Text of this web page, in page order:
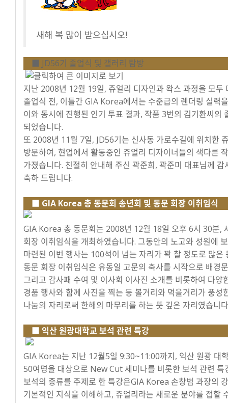
새해 복 많이 받으십시오!
■ JD56기 졸업식 및 갤러리 탐방
지난 2008년 12월 19일, 쥬얼리 디자인과 왁스 과정을 모두
졸업식 전, 이틀간 GIA Korea에서는 수준급의 렌더링 실력
이와 동시에 진행된 인기 투표 결과, 작품 3번의 김기환씨의
되었습니다.
또 2008년 11월 7일, JD56기는 신사동 가로수길에 위치한
방문하여, 현업에서 활동중인 쥬얼리 디자이너들의 색다른
가졌습니다. 친절히 안내해 주신 곽준희, 곽준미 대표님께
축하 드립니다.
■ GIA Korea 총 동문회 송년회 및 동문 회장 이취임식
GIA Korea 총 동문회는 2008년 12월 18일 오후 6시 30분,
회장 이취임식을 개최하였습니다. 그동안의 노고와 성원에
마련된 이번 행사는 100석이 넘는 자리가 꽉 찰 정도로 많
동문 회장 이취임식은 유동일 고문의 축사를 시작으로 배경
그리고 감사패 수여 및 이사회 이사진 소개를 비롯하여 다
경품 행사와 함께 사진을 찍는 등 볼거리와 먹을거리가 풍
나눔의 자리로써 한해의 마무리를 하는 뜻 깊은 자리였습니
■ 익산 원광대학교 보석 관련 특강
GIA Korea는 지난 12월5일 9:30~11:00까지, 익산 원광 대
50여명을 대상으로 New Cut 세미나를 비롯한 보석 관련
보석의 종류를 주제로 한 특강은GIA Korea 손창범 과장의
기본적인 지식을 이해하고, 쥬얼리라는 새로운 분야를 접할